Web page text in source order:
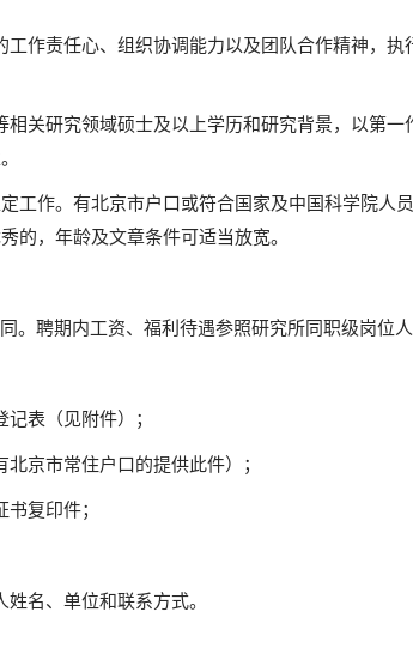
责任心、组织协调能力以及团队合作精神，执
研究领域硕士及以上学历和研究背景，以第一
作。有北京市户口或符合国家及中国科学院人
的，年龄及文章条件可适当放宽。
聘期内工资、福利待遇参照研究所同职级岗位人
记表（见附件）；
北京市常住户口的提供此件）；
书复印件；
姓名、单位和联系方式。